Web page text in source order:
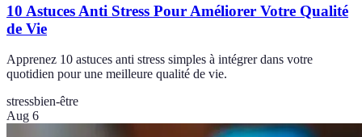
10 Astuces Anti Stress Pour Améliorer Votre Qualité
de Vie
Apprenez 10 astuces anti stress simples à intégrer dans votre
quotidien pour une meilleure qualité de vie.
stressbien-être
Aug 6